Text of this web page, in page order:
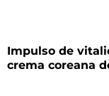
Impulso de
crema coreana